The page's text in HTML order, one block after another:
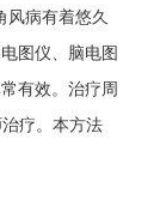
风病有着悠久
图仪、脑电图
有效。治疗周
疗。本方法